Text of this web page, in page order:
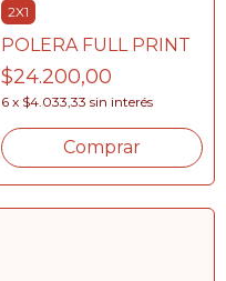
2X1
POLERA FULL PRINT
$24.200,00
6 x $4.033,33 sin interés
Comprar